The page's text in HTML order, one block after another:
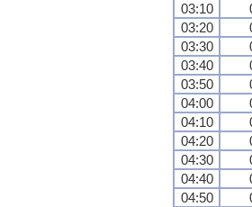
03:10
03:20
03:30
03:40
03:50
04:00
04:10
04:20
04:30
04:40
04:50